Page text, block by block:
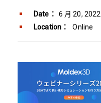
Date：
6 月 20, 2022
Location：
Online